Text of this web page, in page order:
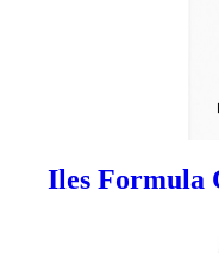
Iles Formula